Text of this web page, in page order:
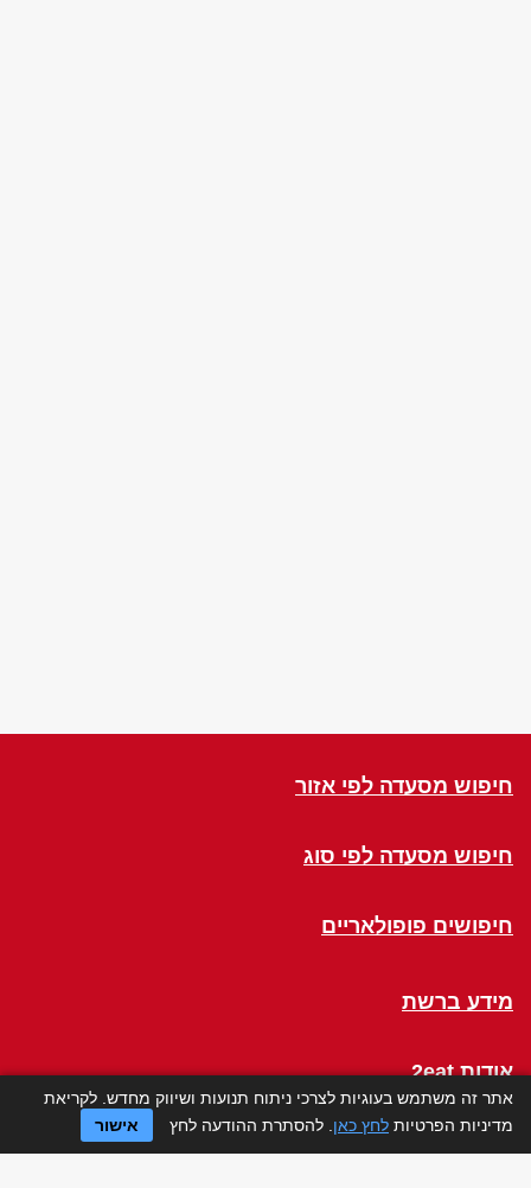
חיפוש מסעדה לפי אזור
חיפוש מסעדה לפי סוג
חיפושים פופולאריים
מידע ברשת
אודות 2eat
Click a Table
אתר זה משתמש בעוגיות לצרכי ניתוח תנועות ושיווק מחדש. לקריאת
מדיניות הפרטיות לחץ כאן . להסתרת ההודעה לחץ אישור